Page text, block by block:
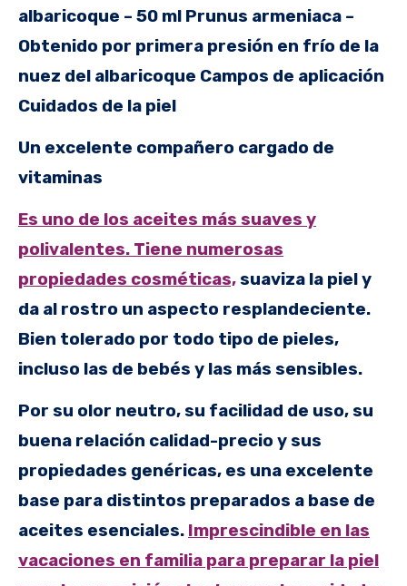
albaricoque – 50 ml Prunus armeniaca –
Obtenido por primera presión en frío de la
nuez del albaricoque Campos de aplicación
Cuidados de la piel
Un excelente compañero cargado de
vitaminas
Es uno de los aceites más suaves y
polivalentes. Tiene numerosas
propiedades cosméticas,suaviza la piel y
da al rostro un aspecto resplandeciente.
Bien tolerado por todo tipo de pieles,
incluso las de bebés y las más sensibles.
Por su olor neutro, su facilidad de uso, su
buena relación calidad-precio y sus
propiedades genéricas, es una excelente
base para distintos preparados a base de
aceites esenciales. Imprescindible en las
vacaciones en familia para preparar la piel